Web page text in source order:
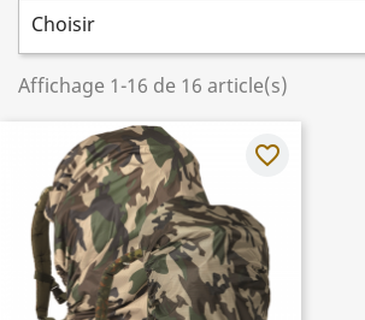
Choisir
Affichage 1-16 de 16 article(s)
favorite_border